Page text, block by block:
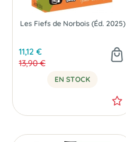
Les Fiefs de Norbois (Éd. 2025)
11,12 €
13,90 €
EN STOCK